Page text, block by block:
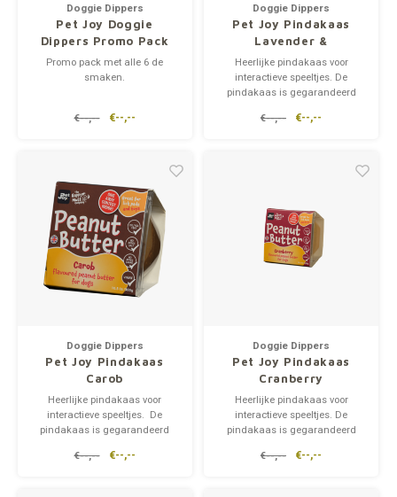
Doggie Dippers
Pet Joy Doggie
Dippers Promo Pack
Promo pack met alle 6 de
smaken.
hondensnack bestaande uit
tarwevrij johannesbrood en
kokoskoekjes.
€--,-- €--,--
Doggie Dippers
Pet Joy Pindakaas
Lavender &
Charmomile
Heerlijke pindakaas voor
interactieve speeltjes. De
pindakaas is gegarandeerd
lavendel en kamille.
€--,-- €--,--
Doggie Dippers
Pet Joy Pindakaas
Carob
Heerlijke pindakaas voor
interactieve speeltjes. De
pindakaas is gegarandeerd
(johannesbrood).
€--,-- €--,--
Doggie Dippers
Pet Joy Pindakaas
Cranberry
Heerlijke pindakaas voor
interactieve speeltjes. De
pindakaas is gegarandeerd
cranberry.
€--,-- €--,--